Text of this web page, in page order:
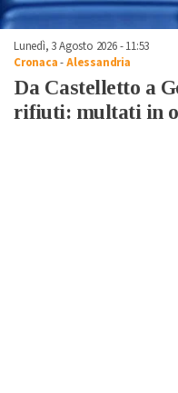
Lunedì, 3 Agosto 2026 - 11:53
Cronaca-Alessandria
Da Castelletto a
rifiuti: multati in